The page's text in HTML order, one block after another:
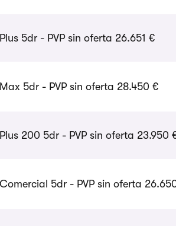
5dr - PVP sin oferta 26.651 €
5dr - PVP sin oferta 28.450 €
200 5dr - PVP sin oferta 23.950
5dr - PVP sin oferta